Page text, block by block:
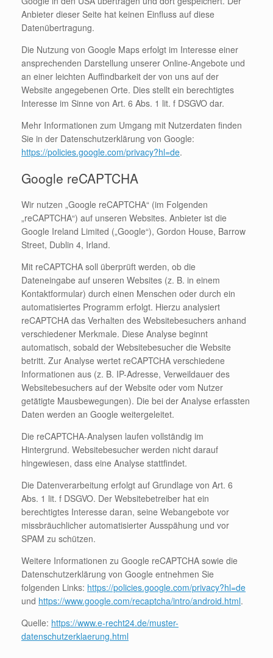
Anbieter dieser Seite hat keinen Einfluss auf diese
Datenübertragung.
Die Nutzung von Google Maps erfolgt im Interesse einer
ansprechenden Darstellung unserer Online-Angebote und
an einer leichten Auffindbarkeit der von uns auf der
Website angegebenen Orte. Dies stellt ein berechtigtes
Interesse im Sinne von Art. 6 Abs. 1 lit. f DSGVO dar.
Mehr Informationen zum Umgang mit Nutzerdaten finden
Sie in der Datenschutzerklärung von Google:
https://policies.google.com/privacy?hl=de.
Google reCAPTCHA
Wir nutzen „Google reCAPTCHA“ (im Folgenden
„reCAPTCHA“) auf unseren Websites. Anbieter ist die
Google Ireland Limited („Google“), Gordon House, Barrow
Street, Dublin 4, Irland.
Mit reCAPTCHA soll überprüft werden, ob die
Dateneingabe auf unseren Websites (z. B. in einem
Kontaktformular) durch einen Menschen oder durch ein
automatisiertes Programm erfolgt. Hierzu analysiert
reCAPTCHA das Verhalten des Websitebesuchers anhand
verschiedener Merkmale. Diese Analyse beginnt
automatisch, sobald der Websitebesucher die Website
betritt. Zur Analyse wertet reCAPTCHA verschiedene
Informationen aus (z. B. IP-Adresse, Verweildauer des
Websitebesuchers auf der Website oder vom Nutzer
getätigte Mausbewegungen). Die bei der Analyse erfassten
Daten werden an Google weitergeleitet.
Die reCAPTCHA-Analysen laufen vollständig im
Hintergrund. Websitebesucher werden nicht darauf
hingewiesen, dass eine Analyse stattfindet.
Die Datenverarbeitung erfolgt auf Grundlage von Art. 6
Abs. 1 lit. f DSGVO. Der Websitebetreiber hat ein
berechtigtes Interesse daran, seine Webangebote vor
missbräuchlicher automatisierter Ausspähung und vor
SPAM zu schützen.
Weitere Informationen zu Google reCAPTCHA sowie die
Datenschutzerklärung von Google entnehmen Sie
folgenden Links: https://policies.google.com/privacy?hl=de
und https://www.google.com/recaptcha/intro/android.html.
Quelle: https://www.e-recht24.de/muster-
datenschutzerklaerung.html